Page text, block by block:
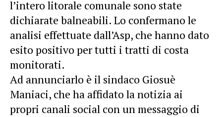
l’intero litorale comunale sono state
dichiarate balneabili. Lo confermano le
analisi effettuate dall’Asp, che hanno dato
esito positivo per tutti i tratti di costa
monitorati.
Ad annunciarlo è il sindaco Giosuè
Maniaci, che ha affidato la notizia ai
propri canali social con un messaggio di